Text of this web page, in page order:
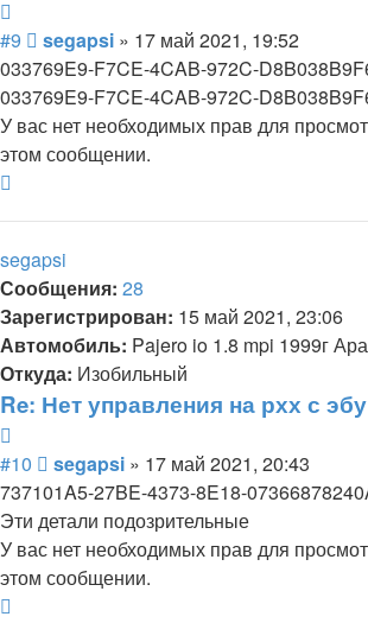
#9
Сообщение
segapsi » 17 май 2021, 19:52
033769E9-F7CE-4CAB-972C-
033769E9-F7CE-4CAB-972C-
У вас нет необходимых прав для
этом сообщении.
segapsi
Сообщения: 28
Зарегистрирован: 15 май 2021, 23:06
Автомобиль: Pajero io 1.8 mpi 1999г
Откуда: Изобильный
Re: Нет управления на рхх с эбу
#10
Сообщение
segapsi » 17 май 2021, 20:43
737101A5-27BE-4373-8E18-
Эти детали подозрительные
У вас нет необходимых прав для
этом сообщении.